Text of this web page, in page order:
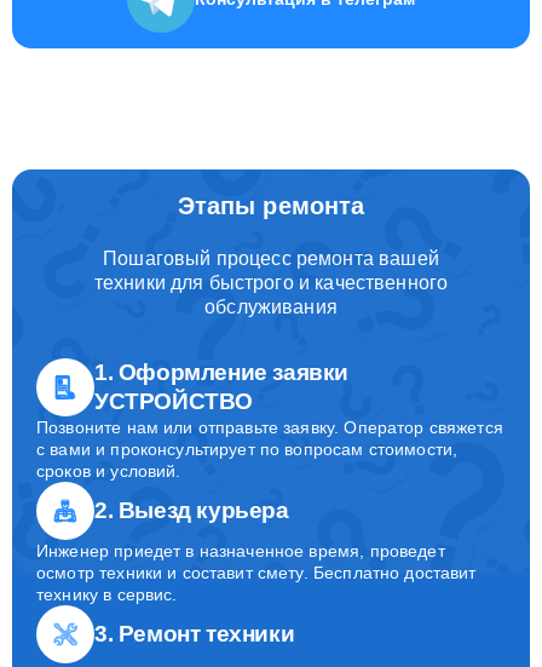
Этапы ремонта
Пошаговый процесс ремонта вашей
техники для быстрого и качественного
обслуживания
1. Оформление заявки
УСТРОЙСТВО
Позвоните нам или отправьте заявку. Оператор свяжется
с вами и проконсультирует по вопросам стоимости,
сроков и условий.
2. Выезд курьера
Инженер приедет в назначенное время, проведет
осмотр техники и составит смету. Бесплатно доставит
технику в сервис.
3. Ремонт техники